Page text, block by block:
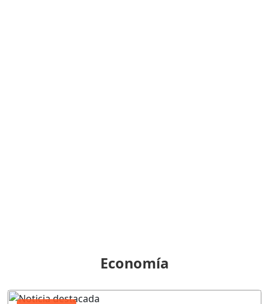
Economía